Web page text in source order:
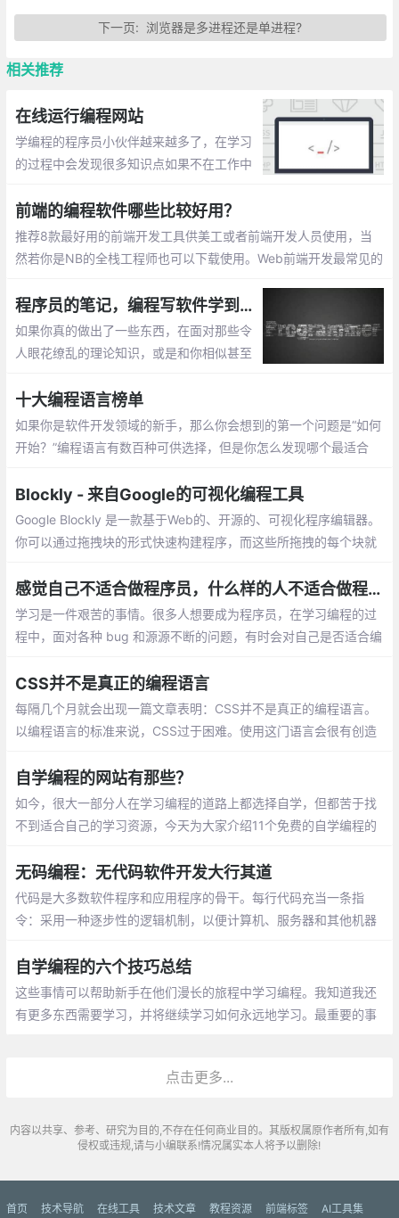
下一页: 浏览器是多进程还是单进程?
相关推荐
在线运行编程网站
学编程的程序员小伙伴越来越多了，在学习
的过程中会发现很多知识点如果不在工作中
何技能的掌握都是需要不断练习的。在此整
理一些在线运行编程的网站。
前端的编程软件哪些比较好用？
推荐8款最好用的前端开发工具供美工或者前端开发人员使用，当
然若你是NB的全栈工程师也可以下载使用。Web前端开发最常见的
sual Studio Code，简称VS code
程序员的笔记，编程写软件学到的 7 件事
如果你真的做出了一些东西，在面对那些令
人眼花缭乱的理论知识，或是和你相似甚至
天结束之时，正是那些在战壕中的开发者
——构建、测试和开发了代码的人，真正做
了事情。
十大编程语言榜单
如果你是软件开发领域的新手，那么你会想到的第一个问题是“如何
开始？”编程语言有数百种可供选择，但是你怎么发现哪个最适合
最简单方法之一，是通过市场反响、技术趋势的发展…
Blockly - 来自Google的可视化编程工具
Google Blockly 是一款基于Web的、开源的、可视化程序编辑器。
你可以通过拖拽块的形式快速构建程序，而这些所拖拽的每个块就
感觉自己不适合做程序员，什么样的人不适合做程序员？
学习是一件艰苦的事情。很多人想要成为程序员，在学习编程的过
程中，面对各种 bug 和源源不断的问题，有时会对自己是否适合编
员的十个特征
CSS并不是真正的编程语言
每隔几个月就会出现一篇文章表明：CSS并不是真正的编程语言。
以编程语言的标准来说，CSS过于困难。使用这门语言会很有创造
标准化编程语言相比
自学编程的网站有那些？
如今，很大一部分人在学习编程的道路上都选择自学，但都苦于找
不到适合自己的学习资源，今天为大家介绍11个免费的自学编程的
l，你可以通过它学习所有的网站建设基础教程
无码编程：无代码软件开发大行其道
代码是大多数软件程序和应用程序的骨干。每行代码充当一条指
令：采用一种逐步性的逻辑机制，以便计算机、服务器和其他机器
技能有时很吃香。
自学编程的六个技巧总结
这些事情可以帮助新手在他们漫长的旅程中学习编程。我知道我还
有更多东西需要学习，并将继续学习如何永远地学习。最重要的事
点击更多...
内容以共享、参考、研究为目的,不存在任何商业目的。其版权属原作者所有,如有
侵权或违规,请与小编联系!情况属实本人将予以删除!
首页 技术导航 在线工具 技术文章 教程资源 前端标签 AI工具集